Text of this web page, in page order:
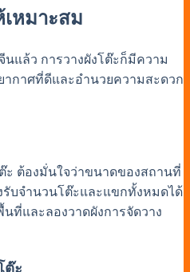
หมาะสม
นแล้ว การวางผังโต๊ะก็มีความ
กาศที่ดีและอำนวยความสะดวก
ะ ต้องมั่นใจว่าขนาดของสถานที่
บจำนวนโต๊ะและแขกทั้งหมดได้
ที่และลองวาดผังการจัดวาง
ต๊ะ